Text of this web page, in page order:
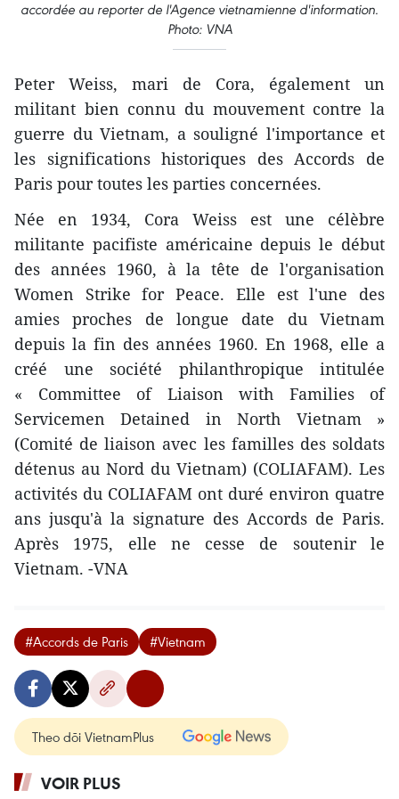
accordée au reporter de l'Agence vietnamienne d'information.
Photo: VNA
Peter Weiss, mari de Cora, également un
militant bien connu du mouvement contre la
guerre du Vietnam, a souligné l'importance et
les significations historiques des Accords de
Paris pour toutes les parties concernées.
Née en 1934, Cora Weiss est une célèbre
militante pacifiste américaine depuis le début
des années 1960, à la tête de l'organisation
Women Strike for Peace. Elle est l'une des
amies proches de longue date du Vietnam
depuis la fin des années 1960. En 1968, elle a
créé une société philanthropique intitulée
« Committee of Liaison with Families of
Servicemen Detained in North Vietnam »
(Comité de liaison avec les familles des soldats
détenus au Nord du Vietnam) (COLIAFAM). Les
activités du COLIAFAM ont duré environ quatre
ans jusqu'à la signature des Accords de Paris.
Après 1975, elle ne cesse de soutenir le
Vietnam. -VNA
#Accords de Paris #Vietnam
Theo dõi VietnamPlus
VOIR PLUS